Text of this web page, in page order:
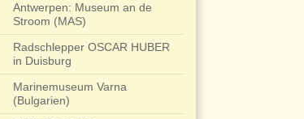
Antwerpen: Museum an de
Stroom (MAS)
Radschlepper OSCAR HUBER
in Duisburg
Marinemuseum Varna
(Bulgarien)